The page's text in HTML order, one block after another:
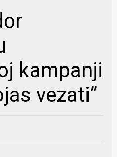
kampanji
vezati”